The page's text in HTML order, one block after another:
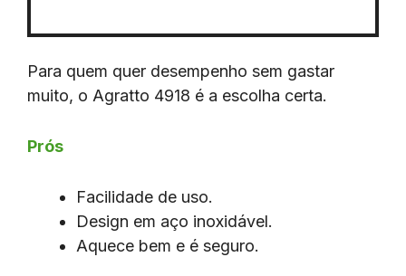
Para quem quer desempenho sem gastar
muito, o Agratto 4918 é a escolha certa.
Prós
Facilidade de uso.
Design em aço inoxidável.
Aquece bem e é seguro.